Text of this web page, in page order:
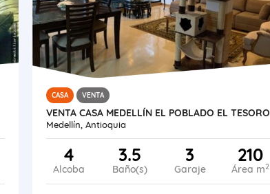
CASA VENTA
VENTA CASA MEDELLÍN EL POBLADO EL TESORO
Medellín, Antioquia
4
Alcoba
3.5
Baño(s)
3
Garaje
210
Área m2